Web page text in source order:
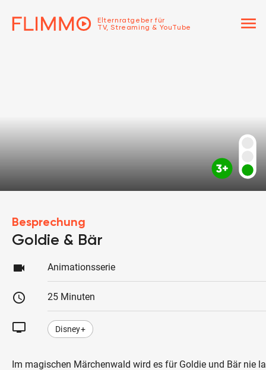
Elternratgeber für
TV, Streaming & YouTube
menu
Besprechung
Goldie & Bär
videocam Animationsserie
schedule 25 Minuten
tv Disney+
Im magischen Märchenwald wird es für Goldie und Bär nie